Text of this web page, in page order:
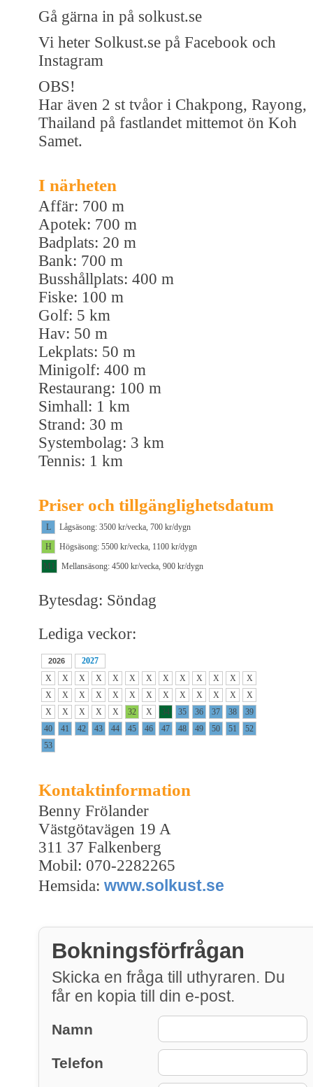
Gå gärna in på solkust.se
Vi heter Solkust.se på Facebook och
Instagram
OBS!
Har även 2 st tvåor i Chakpong, Rayong,
Thailand på fastlandet mittemot ön Koh
Samet.
I närheten
Affär: 700 m
Apotek: 700 m
Badplats: 20 m
Bank: 700 m
Busshållplats: 400 m
Fiske: 100 m
Golf: 5 km
Hav: 50 m
Lekplats: 50 m
Minigolf: 400 m
Restaurang: 100 m
Simhall: 1 km
Strand: 30 m
Systembolag: 3 km
Tennis: 1 km
Priser och tillgänglighetsdatum
L
Lågsäsong: 3500 kr/vecka, 700 kr/dygn
H
Högsäsong: 5500 kr/vecka, 1100 kr/dygn
M1
Mellansäsong: 4500 kr/vecka, 900 kr/dygn
Bytesdag: Söndag
Lediga veckor:
2026
2027
X
X X X X X X X X X X X
X
X
X X X X X X X X X X X
X
X
X X X X 32 X 34 35 36 37 38
39
40
41 42 43 44 45 46 47 48 49 50 51
52
53
Kontaktinformation
Benny Frölander
Västgötavägen 19 A
311 37 Falkenberg
Mobil: 070-2282265
Hemsida: www.solkust.se
Bokningsförfrågan
Skicka en fråga till uthyraren. Du
får en kopia till din e-post.
Namn
Telefon